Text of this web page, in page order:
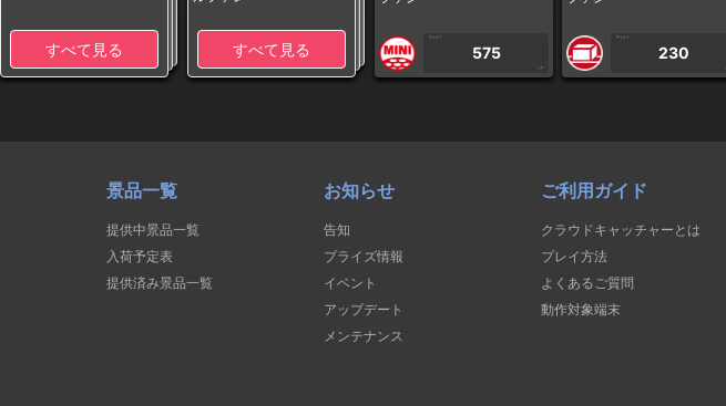
すべて見る すべて見る
1PLAY
575
CP
1PLAY
230
景品一覧
提供中景品一覧
入荷予定表
提供済み景品一覧
お知らせ
告知
プライズ情報
イベント
アップデート
メンテナンス
ご利用ガイド
クラウドキャッチャーとは
プレイ方法
よくあるご質問
動作対象端末